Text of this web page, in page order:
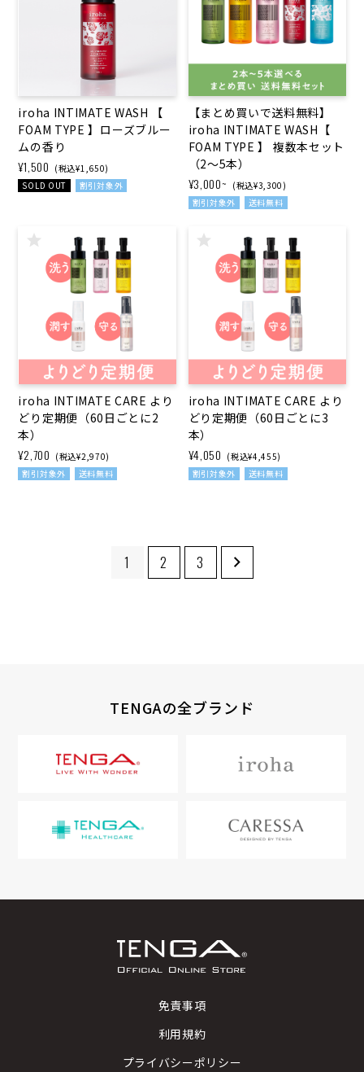
iroha INTIMATE WASH 【
FOAM TYPE 】ローズブルー
ムの香り
¥1,500 (税込¥1,650)
SOLD OUT
割引対象外
【まとめ買いで送料無料】
iroha INTIMATE WASH【
FOAM TYPE 】 複数本セット
（2〜5本）
¥3,000~ (税込¥3,300)
割引対象外
送料無料
iroha INTIMATE CARE より
どり定期便（60日ごとに2
本）
¥2,700 (税込¥2,970)
割引対象外
送料無料
iroha INTIMATE CARE より
どり定期便（60日ごとに3
本）
¥4,050 (税込¥4,455)
割引対象外
送料無料
1 2 3
TENGAの全ブランド
免責事項
利用規約
プライバシーポリシー